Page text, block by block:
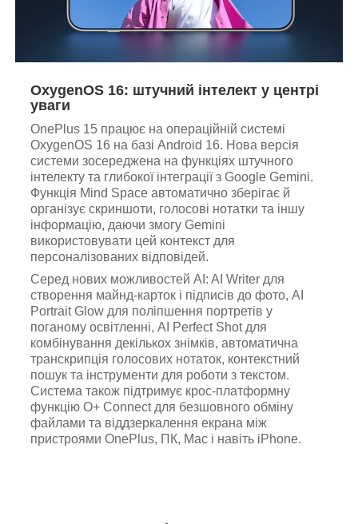
OxygenOS 16: штучний інтелект у центрі
уваги
OnePlus 15 працює на операційній системі
OxygenOS 16 на базі Android 16. Нова версія
системи зосереджена на функціях штучного
інтелекту та глибокої інтеграції з Google Gemini.
Функція Mind Space автоматично зберігає й
організує скриншоти, голосові нотатки та іншу
інформацію, даючи змогу Gemini
використовувати цей контекст для
персоналізованих відповідей.
Серед нових можливостей AI: AI Writer для
створення майнд-карток і підписів до фото, AI
Portrait Glow для поліпшення портретів у
поганому освітленні, AI Perfect Shot для
комбінування декількох знімків, автоматична
транскрипція голосових нотаток, контекстний
пошук та інструменти для роботи з текстом.
Система також підтримує крос-платформну
функцію O+ Connect для безшовного обміну
файлами та віддзеркалення екрана між
пристроями OnePlus, ПК, Mac і навіть iPhone.